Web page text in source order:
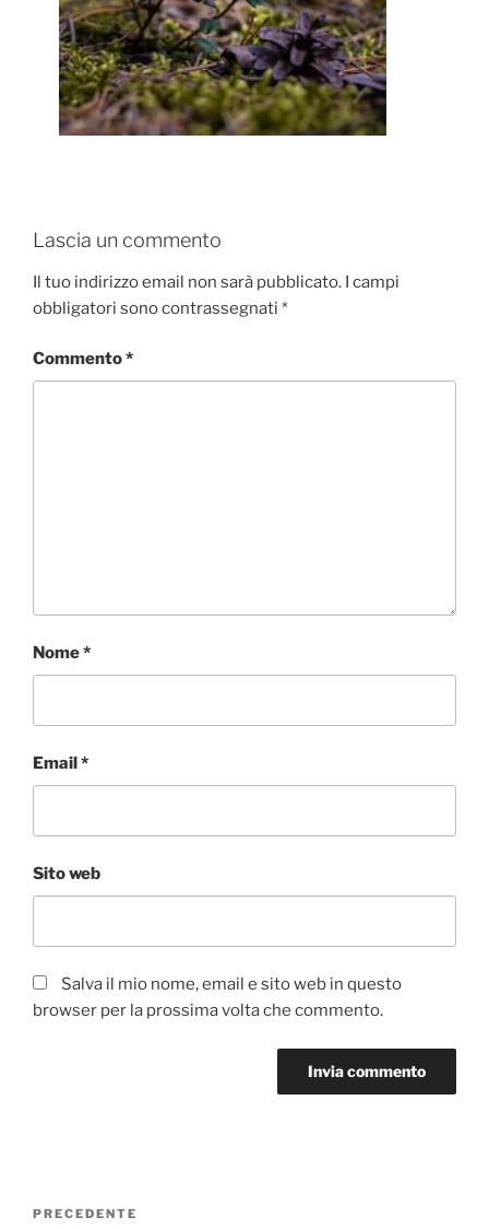
Lascia un commento
Il tuo indirizzo email non sarà pubblicato. I campi
obbligatori sono contrassegnati *
Commento*
Nome*
Email*
Sito web
Salva il mio nome, email e sito web in questo
browser per la prossima volta che commento.
Articolo
PRECEDENTE